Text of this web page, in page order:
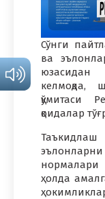
Сўнги
ва
юзасидан
келмоқда,
қўмитаси
қоидалар
ҳолда